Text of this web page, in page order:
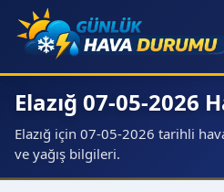
Elazığ 07-05-2026
Elazığ için 07-05-2026 tarihli
ve yağış bilgileri.